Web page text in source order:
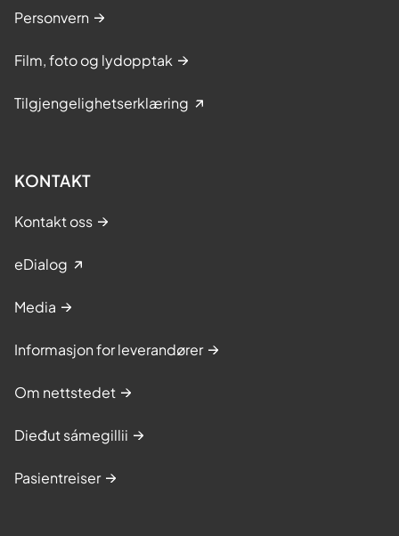
Personvern
Film, foto og lydopptak
Tilgjengelighetserklæring
KONTAKT
Kontakt oss
eDialog
Media
Informasjon for leverandører
Om nettstedet
Dieđut sámegillii
Pasientreiser